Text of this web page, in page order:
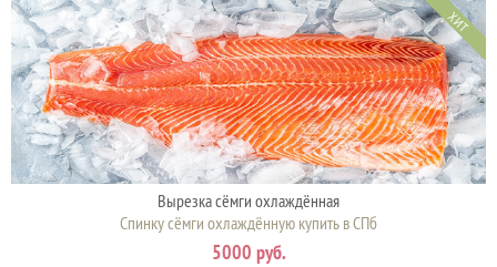
ХИТ
Вырезка сёмги охлаждённая
Спинку сёмги охлаждённую купить в СПб
5000 руб.